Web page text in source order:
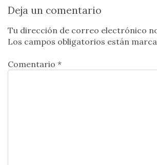
Deja un comentario
Tu dirección de correo electrónico
Los campos obligatorios están
Comentario *